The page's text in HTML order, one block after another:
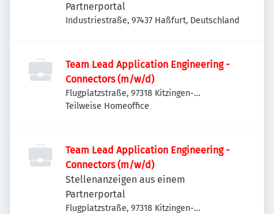
Partnerportal
Industriestraße, 97437 Haßfurt, Deutschland
Team Lead Application Engineering -
Connectors (m/w/d)
Flugplatzstraße, 97318 Kitzingen-
Etwashausen, Deutschland
Teilweise Homeoffice
Team Lead Application Engineering -
Connectors (m/w/d)
Stellenanzeigen aus einem
Partnerportal
Flugplatzstraße, 97318 Kitzingen-